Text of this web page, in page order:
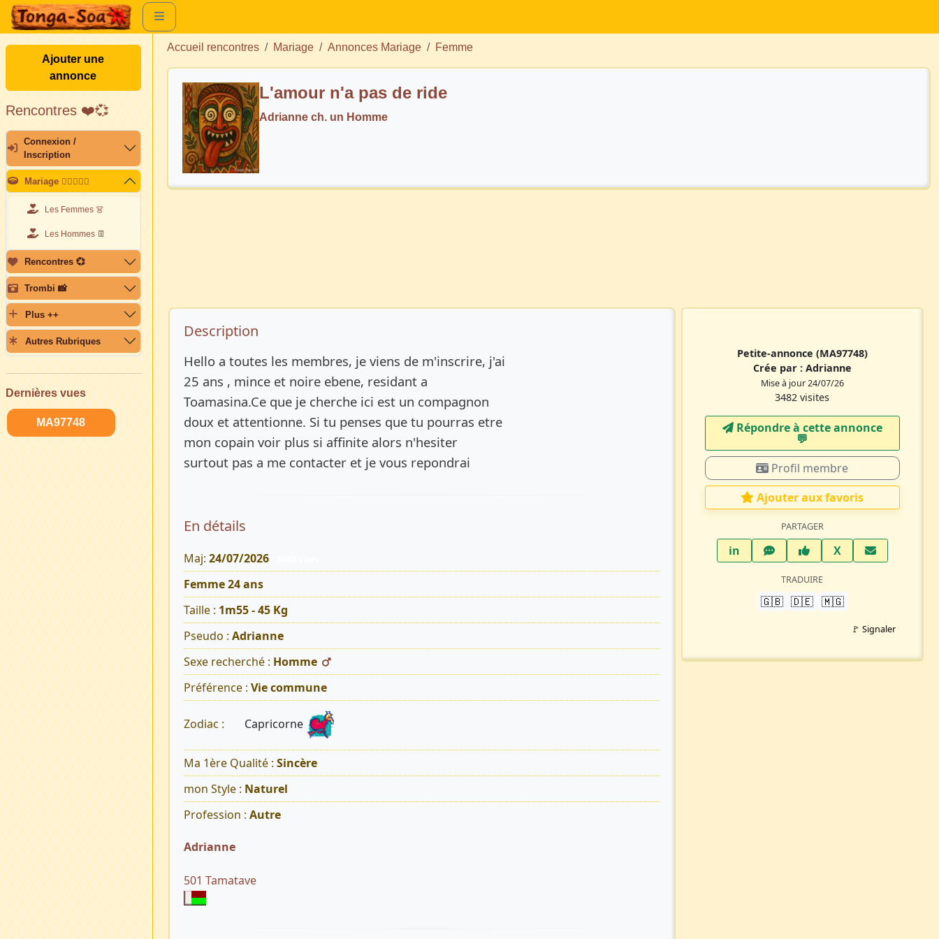
Ajouter une
annonce
Rencontres ❤️💞
Connexion /
Inscription
Mariage 👩🏽‍❤️‍👨🏽
Les Femmes 👗
Les Hommes 👖
Rencontres 💞
Trombi 📸
Plus ++
Autres Rubriques
Dernières vues
MA97748
Accueil rencontres Mariage Annonces Mariage Femme
L'amour n'a pas de ride
Adrianne ch. un Homme
Description de l’annonce
Description
Hello a toutes les membres, je viens de m'inscrire, j'ai
25 ans , mince et noire ebene, residant a
Toamasina.Ce que je cherche ici est un compagnon
doux et attentionne. Si tu penses que tu pourras etre
mon copain voir plus si affinite alors n'hesiter
surtout pas a me contacter et je vous repondrai
En détails
Maj: 24/07/2026
Femme 24 ans
Taille : 1m55 - 45 Kg
Pseudo : Adrianne
Sexe recherché : Homme
Préférence : Vie commune
Zodiac : Capricorne
Ma 1ère Qualité : Sincère
mon Style : Naturel
Profession : Autre
Adrianne
501 Tamatave
Petite-annonce (MA97748)
Crée par : Adrianne
Mise à jour 24/07/26
3482 visites
Répondre à cette annonce
💬​
Profil membre
Ajouter aux favoris
PARTAGER
inLinkedInWhatsAppFacebook
XTwitter X
TRADUIRE
🇬🇧 🇩🇪 🇲🇬
🚩 Signaler